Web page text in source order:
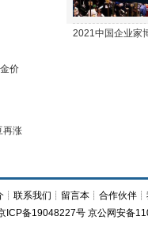
价
再涨
2021中国企业家
┊联系我们 ┊ 留言本 ┊合作伙伴 ┊
ICP备19048227号 京公网安备